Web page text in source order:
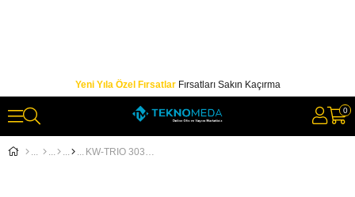
Yeni Yıla Özel FırsatlarFırsatları Sakın Kaçırma
0
KW-TRIO 3036 KOLLU GİYOTİN - A4 - 31.5CM - 10SYF.